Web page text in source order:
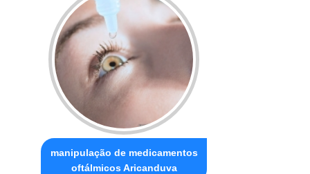
manipulação de medicamentos
oftálmicos Aricanduva